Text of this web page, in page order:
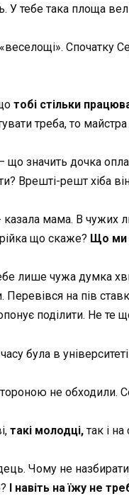
У тебе така площа
«веселощі». Спочатку
тобі стільки
треба, то
значить дочка
Врешті-решт хіба
мама. В чужих
що скаже? Що ми
лише чужа думка
на пів
поділити. Не
була в
не обходили.
такі молодці, так і
Чому не
І навіть на їжу не